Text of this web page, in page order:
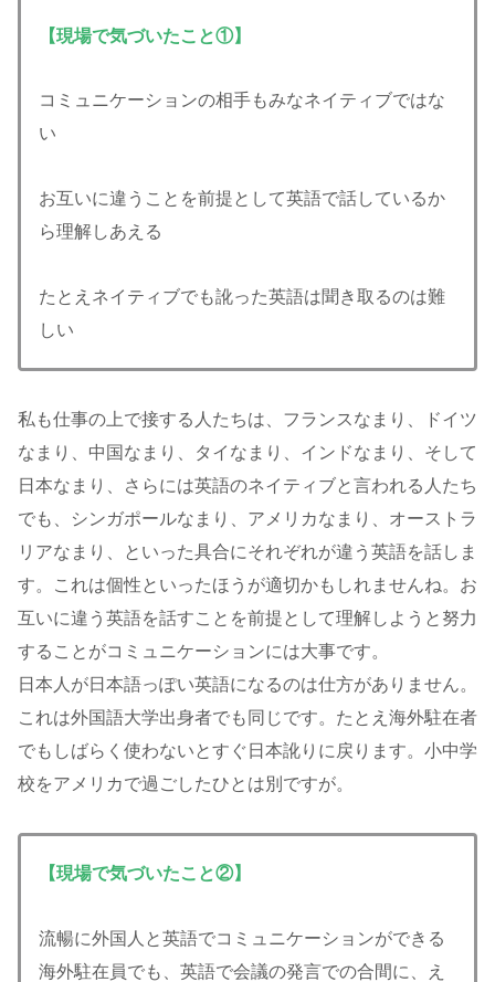
【現場で気づいたこと①】
コミュニケーションの相手もみなネイティブではな
い
お互いに違うことを前提として英語で話しているか
ら理解しあえる
たとえネイティブでも訛った英語は聞き取るのは難
しい
私も仕事の上で接する人たちは、フランスなまり、ドイツ
なまり、中国なまり、タイなまり、インドなまり、そして
日本なまり、さらには英語のネイティブと言われる人たち
でも、シンガポールなまり、アメリカなまり、オーストラ
リアなまり、といった具合にそれぞれが違う英語を話しま
す。これは個性といったほうが適切かもしれませんね。お
互いに違う英語を話すことを前提として理解しようと努力
することがコミュニケーションには大事です。
日本人が日本語っぽい英語になるのは仕方がありません。
これは外国語大学出身者でも同じです。たとえ海外駐在者
でもしばらく使わないとすぐ日本訛りに戻ります。小中学
校をアメリカで過ごしたひとは別ですが。
【現場で気づいたこと②】
流暢に外国人と英語でコミュニケーションができる
海外駐在員でも、英語で会議の発言での合間に、え